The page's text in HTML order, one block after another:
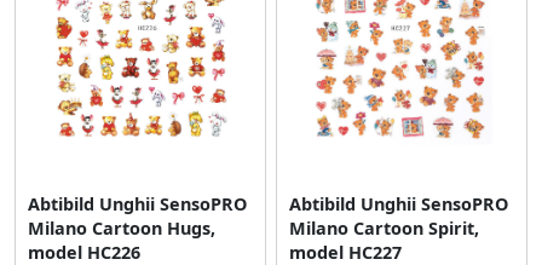
Abtibild Unghii SensoPRO
Milano Cartoon Hugs,
model HC226
Abtibild Unghii SensoPRO
Milano Cartoon Spirit,
model HC227